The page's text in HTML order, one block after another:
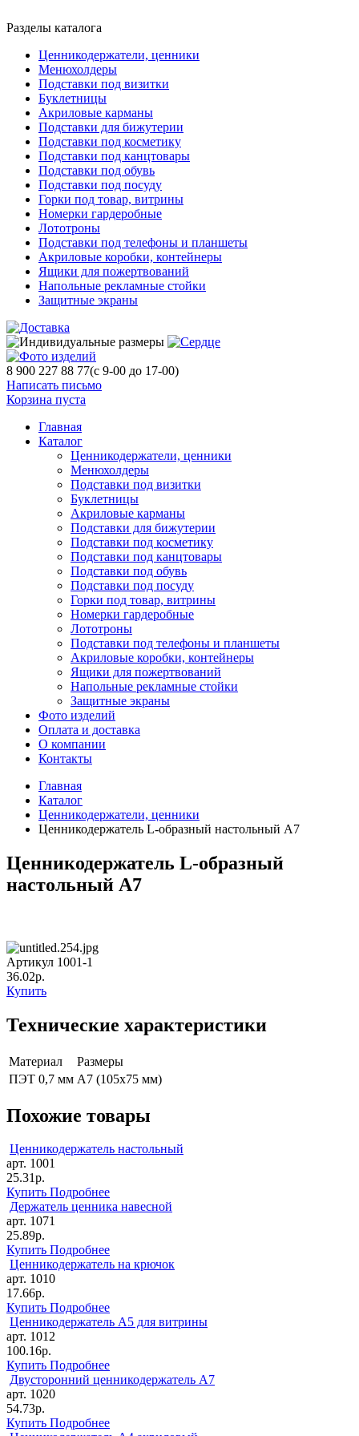
Разделы каталога
Ценникодержатели, ценники
Менюхолдеры
Подставки под визитки
Буклетницы
Акриловые карманы
Подставки для бижутерии
Подставки под косметику
Подставки под канцтовары
Подставки под обувь
Подставки под посуду
Горки под товар, витрины
Номерки гардеробные
Лототроны
Подставки под телефоны и планшеты
Акриловые коробки, контейнеры
Ящики для пожертвований
Напольные рекламные стойки
Защитные экраны
8 900 227 88 77(с 9-00 до 17-00)
Написать письмо
Корзина пуста
Главная
Каталог
Ценникодержатели, ценники
Менюхолдеры
Подставки под визитки
Буклетницы
Акриловые карманы
Подставки для бижутерии
Подставки под косметику
Подставки под канцтовары
Подставки под обувь
Подставки под посуду
Горки под товар, витрины
Номерки гардеробные
Лототроны
Подставки под телефоны и планшеты
Акриловые коробки, контейнеры
Ящики для пожертвований
Напольные рекламные стойки
Защитные экраны
Фото изделий
Оплата и доставка
О компании
Контакты
Главная
Каталог
Ценникодержатели, ценники
Ценникодержатель L-образный настольный А7
Ценникодержатель L-образный
настольный А7
Артикул 1001-1
36.02р.
Купить
Технические характеристики
Материал
Размеры
ПЭТ 0,7 мм А7 (105х75 мм)
Похожие товары
Ценникодержатель настольный
арт. 1001
25.31р.
Купить Подробнее
Держатель ценника навесной
арт. 1071
25.89р.
Купить Подробнее
Ценникодержатель на крючок
арт. 1010
17.66р.
Купить Подробнее
Ценникодержатель А5 для витрины
арт. 1012
100.16р.
Купить Подробнее
Двусторонний ценникодержатель А7
арт. 1020
54.73р.
Купить Подробнее